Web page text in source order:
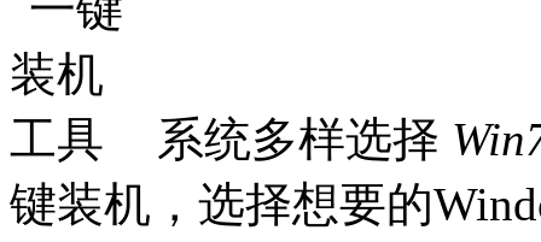
系统多样选择
键装机，选择想要的